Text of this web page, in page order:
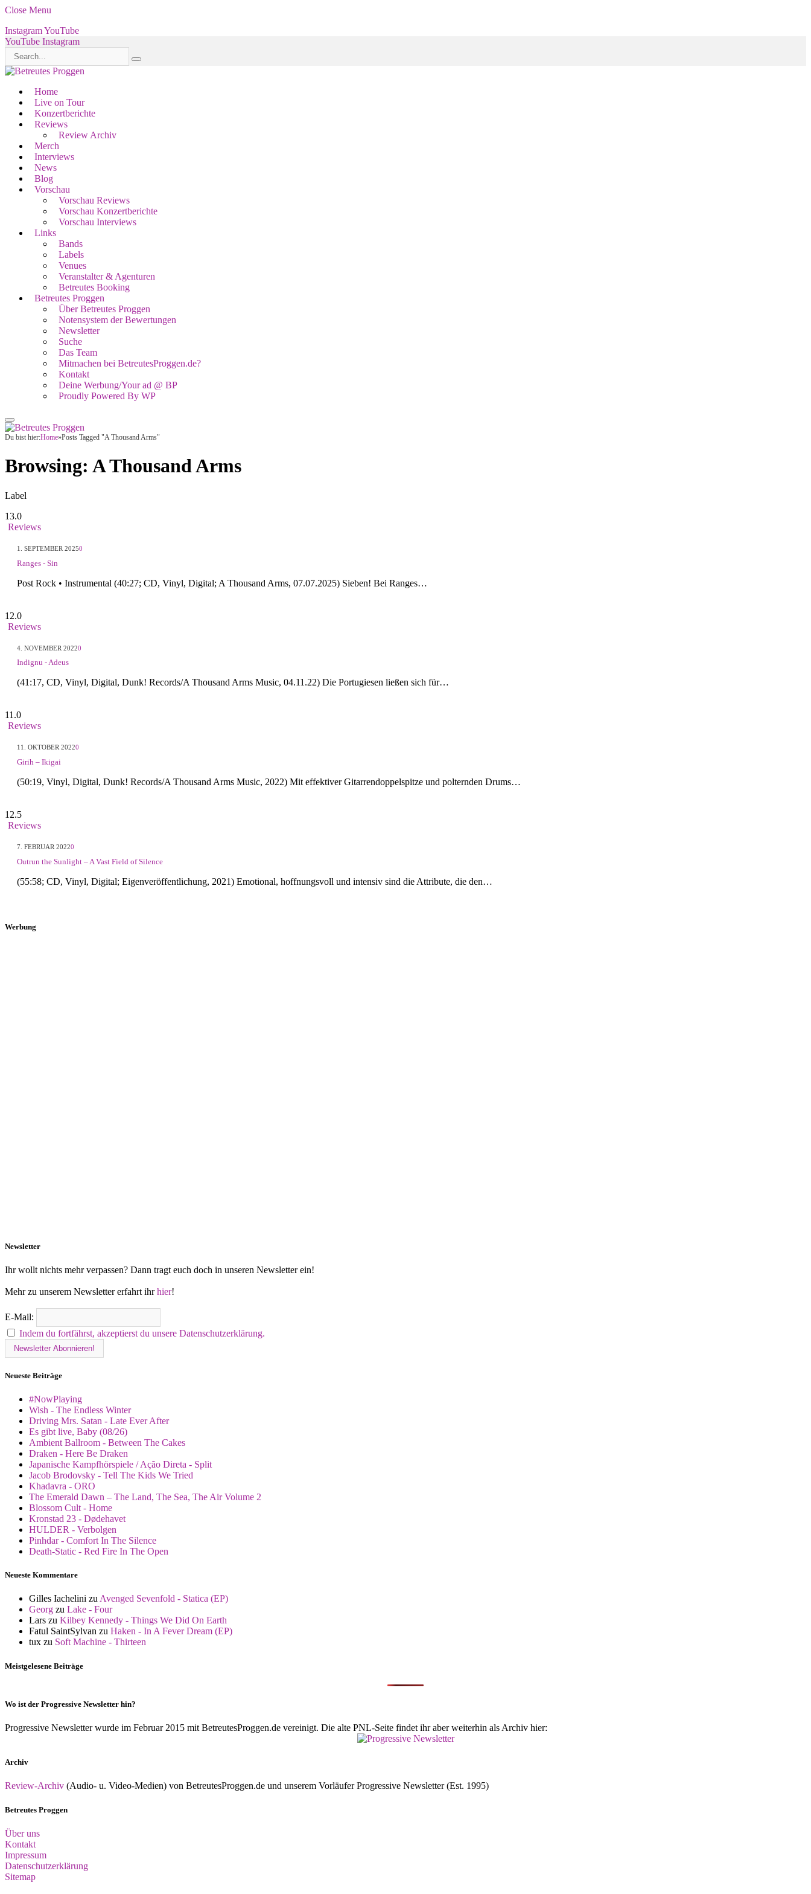
Close Menu
InstagramYouTube
YouTube Instagram
Home
Live on Tour
Konzertberichte
Reviews
Review Archiv
Merch
Interviews
News
Blog
Vorschau
Vorschau Reviews
Vorschau Konzertberichte
Vorschau Interviews
Links
Bands
Labels
Venues
Veranstalter & Agenturen
Betreutes Booking
Betreutes Proggen
Über Betreutes Proggen
Notensystem der Bewertungen
Newsletter
Suche
Das Team
Mitmachen bei BetreutesProggen.de?
Kontakt
Deine Werbung/Your ad @ BP
Proudly Powered By WP
Du bist hier:Home»Posts Tagged "A Thousand Arms"
Browsing: A Thousand Arms
Label
13.0
Reviews
1. SEPTEMBER 20250
Ranges - Sin
Post Rock • Instrumental (40:27; CD, Vinyl, Digital; A Thousand Arms, 07.07.2025) Sieben! Bei Ranges…
12.0
Reviews
4. NOVEMBER 20220
Indignu - Adeus
(41:17, CD, Vinyl, Digital, Dunk! Records/A Thousand Arms Music, 04.11.22) Die Portugiesen ließen sich für…
11.0
Reviews
11. OKTOBER 20220
Girih – Ikigai
(50:19, Vinyl, Digital, Dunk! Records/A Thousand Arms Music, 2022) Mit effektiver Gitarrendoppelspitze und polternden Drums…
12.5
Reviews
7. FEBRUAR 20220
Outrun the Sunlight – A Vast Field of Silence
(55:58; CD, Vinyl, Digital; Eigenveröffentlichung, 2021) Emotional, hoffnungsvoll und intensiv sind die Attribute, die den…
Werbung
Newsletter
Ihr wollt nichts mehr verpassen? Dann tragt euch doch in unseren Newsletter ein!
Mehr zu unserem Newsletter erfahrt ihrhier!
E-Mail:
Indem du fortfährst, akzeptierst du unsere Datenschutzerklärung.
Neueste Beiträge
#NowPlaying
Wish - The Endless Winter
Driving Mrs. Satan - Late Ever After
Es gibt live, Baby (08/26)
Ambient Ballroom - Between The Cakes
Draken - Here Be Draken
Japanische Kampfhörspiele / Ação Direta - Split
Jacob Brodovsky - Tell The Kids We Tried
Khadavra - ORO
The Emerald Dawn – The Land, The Sea, The Air Volume 2
Blossom Cult - Home
Kronstad 23 - Dødehavet
HULDER - Verbolgen
Pinhdar - Comfort In The Silence
Death-Static - Red Fire In The Open
Neueste Kommentare
Gilles Iachelini zu Avenged Sevenfold - Statica (EP)
Georg zu Lake - Four
Lars zu Kilbey Kennedy - Things We Did On Earth
Fatul SaintSylvan zu Haken - In A Fever Dream (EP)
tux zu Soft Machine - Thirteen
Meistgelesene Beiträge
Wo ist der Progressive Newsletter hin?
Progressive Newsletter wurde im Februar 2015 mit BetreutesProggen.de vereinigt. Die alte PNL-Seite findet ihr aber weiterhin als Archiv hier:
Archiv
Review-Archiv (Audio- u. Video-Medien) von BetreutesProggen.de und unserem Vorläufer Progressive Newsletter (Est. 1995)
Betreutes Proggen
Über uns
Kontakt
Impressum
Datenschutzerklärung
Sitemap